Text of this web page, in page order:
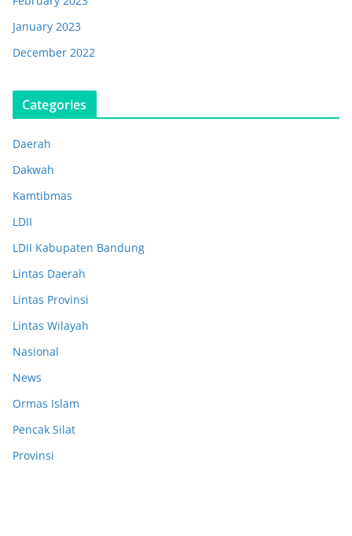
January 2023
December 2022
Categories
Daerah
Dakwah
Kamtibmas
LDII
LDII Kabupaten Bandung
Lintas Daerah
Lintas Provinsi
Lintas Wilayah
Nasional
News
Ormas Islam
Pencak Silat
Provinsi